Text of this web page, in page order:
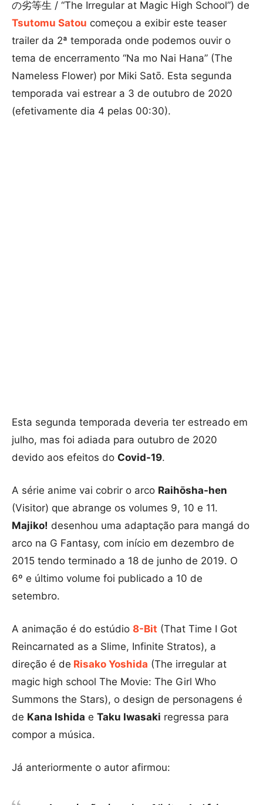
の劣等生 / “The Irregular at Magic High School”) de
Tsutomu Satou começou a exibir este teaser
trailer da 2ª temporada onde podemos ouvir o
tema de encerramento “Na mo Nai Hana” (The
Nameless Flower) por Miki Satō. Esta segunda
temporada vai estrear a 3 de outubro de 2020
(efetivamente dia 4 pelas 00:30).
Esta segunda temporada deveria ter estreado em
julho, mas foi adiada para outubro de 2020
devido aos efeitos do Covid-19.
A série anime vai cobrir o arco Raihōsha-hen
(Visitor) que abrange os volumes 9, 10 e 11.
Majiko! desenhou uma adaptação para mangá do
arco na G Fantasy, com início em dezembro de
2015 tendo terminado a 18 de junho de 2019. O
6º e último volume foi publicado a 10 de
setembro.
A animação é do estúdio 8-Bit (That Time I Got
Reincarnated as a Slime, Infinite Stratos), a
direção é de Risako Yoshida (The irregular at
magic high school The Movie: The Girl Who
Summons the Stars), o design de personagens é
de Kana Ishida e Taku Iwasaki regressa para
compor a música.
Já anteriormente o autor afirmou: